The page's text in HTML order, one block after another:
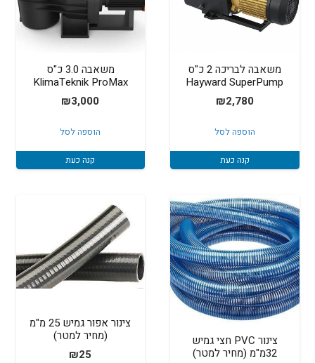
משאבה לבריכה 2 כ"ס
Hayward SuperPump
₪2,780
הוספה לסל
קנה כעת
משאבה 3.0 כ"ס
KlimaTeknik ProMax
₪3,000
הוספה לסל
קנה כעת
צינור PVC חצי גמיש
32מ"מ (מחיר למטר)
צינור אפור גמיש 25 מ"מ
(מחיר למטר)
₪25